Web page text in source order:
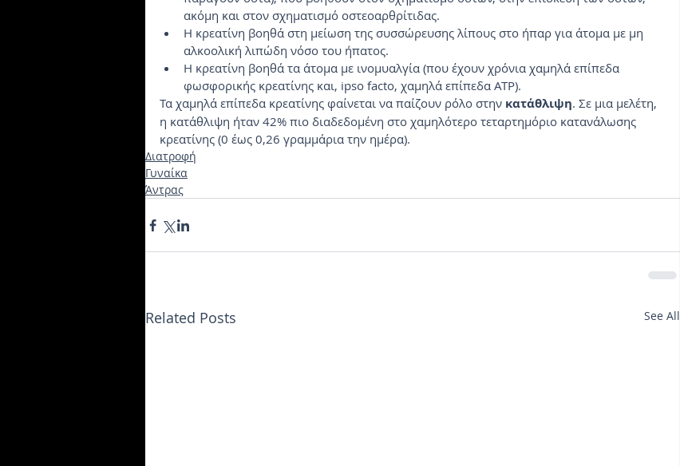
ακόμη και στον σχηματισμό οστεοαρθρίτιδας.
Η κρεατίνη βοηθά στη μείωση της συσσώρευσης λίπους στο ήπαρ για άτομα με μη
αλκοολική λιπώδη νόσο του ήπατος.
Η κρεατίνη βοηθά τα άτομα με ινομυαλγία (που έχουν χρόνια χαμηλά επίπεδα
φωσφορικής κρεατίνης και, ipso facto, χαμηλά επίπεδα ATP).
Τα χαμηλά επίπεδα κρεατίνης φαίνεται να παίζουν ρόλο στην κατάθλιψη. Σε μια μελέτη,
η κατάθλιψη ήταν 42% πιο διαδεδομένη στο χαμηλότερο τεταρτημόριο κατανάλωσης
κρεατίνης (0 έως 0,26 γραμμάρια την ημέρα).
Διατροφή
Γυναίκα
Άντρας
Related Posts See All